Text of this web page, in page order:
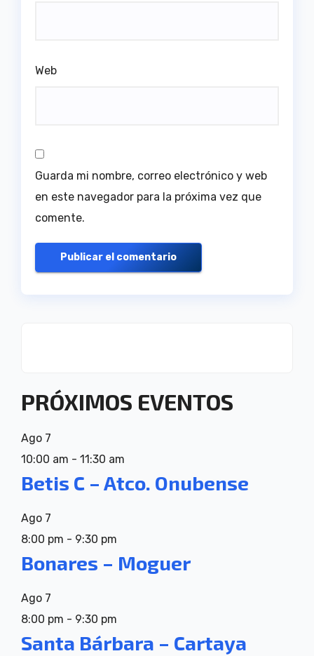
Web
Guarda mi nombre, correo electrónico y web
en este navegador para la próxima vez que
comente.
PRÓXIMOS EVENTOS
Ago 7
10:00 am - 11:30 am
Betis C – Atco. Onubense
Ago 7
8:00 pm - 9:30 pm
Bonares – Moguer
Ago 7
8:00 pm - 9:30 pm
Santa Bárbara – Cartaya